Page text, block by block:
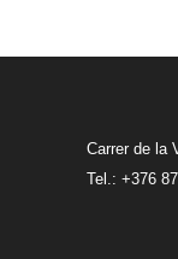
Carrer de la
Tel.: +376